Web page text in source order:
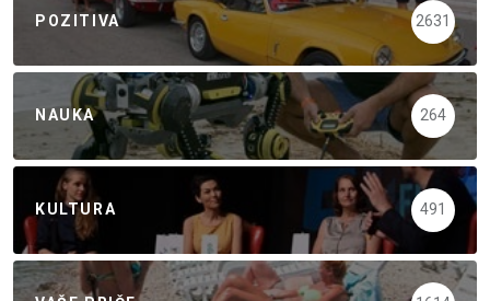
POZITIVA 2631
NAUKA 264
KULTURA 491